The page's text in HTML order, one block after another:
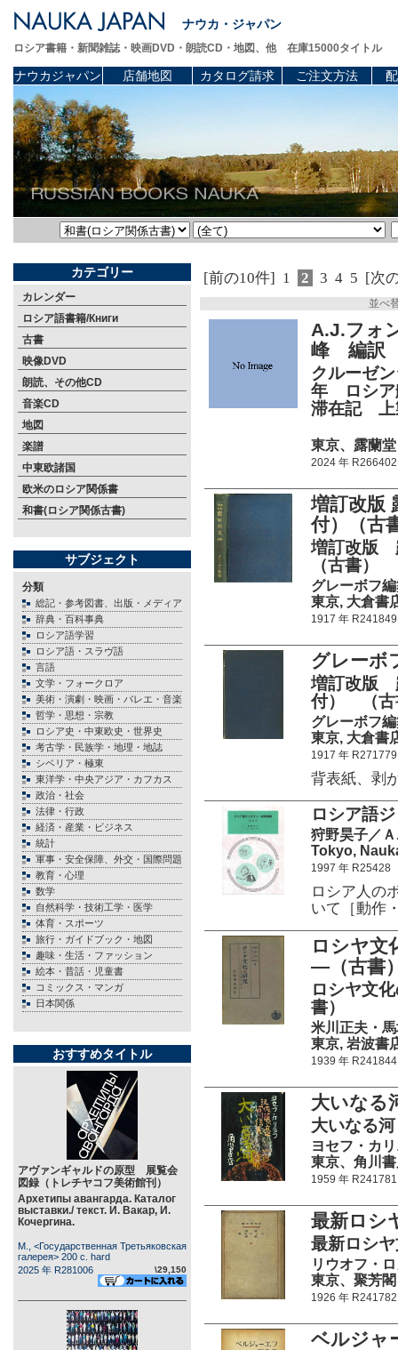
ナウカ・ジャパン
ロシア書籍・新聞雑誌・映画DVD・朗読CD・地図、他 在庫15000タイトル
ナウカジャパン 店舗地図 カタログ請求 ご注文方法
カテゴリー
カレンダー
ロシア語書籍/Книги
古書
映像DVD
朗読、その他CD
音楽CD
地図
楽譜
中東欧諸国
欧米のロシア関係書
和書(ロシア関係古書)
サブジェクト
分類
総記・参考図書、出版・メディア
辞典・百科事典
ロシア語学習
ロシア語・スラヴ語
言語
文学・フォークロア
美術・演劇・映画・バレエ・音楽
哲学・思想・宗教
ロシア史・中東欧史・世界史
考古学・民族学・地理・地誌
シベリア・極東
東洋学・中央アジア・カフカス
政治・社会
法律・行政
経済・産業・ビジネス
統計
軍事・安全保障、外交・国際問題
教育・心理
数学
自然科学・技術工学・医学
体育・スポーツ
旅行・ガイドブック・地図
趣味・生活・ファッション
絵本・昔話・児童書
コミックス・マンガ
日本関係
おすすめタイトル
アヴァンギャルドの原型 展覧会
図録（トレチヤコフ美術館刊）
Архетипы авангарда. Каталог
выставки./ текст. И. Вакар, И.
Кочергина.
М., <Государственная Третьяковская
галерея> 200 c. hard
2025 年 R281006
\29,150
[前の10件] 1 2 3 4 5 [次
並べ
A.J.フォ
峰 編訳
クルーゼ
年 ロシア
滞在記 上
東京、露蘭
2024 年 R266402
増訂改版
付）（古
増訂改版
（古書）
グレーボフ
東京, 大倉書
1917 年 R241849
グレーボ
増訂改版
付） （古
グレーボフ
東京, 大倉書
1917 年 R271779
背表紙、剥
ロシア語
狩野昊子／
Tokyo,
1997 年 R25428
ロシア人の
いて［動作
ロシヤ文
―（古書
ロシヤ文
書）
米川正夫・
東京, 岩波書
1939 年 R241844
大いなる
大いなる
ヨセフ・カ
東京、角川
1959 年 R241781
最新ロシ
最新ロシ
リウオフ・
東京、聚芳
1926 年 R241782
ベルジャ